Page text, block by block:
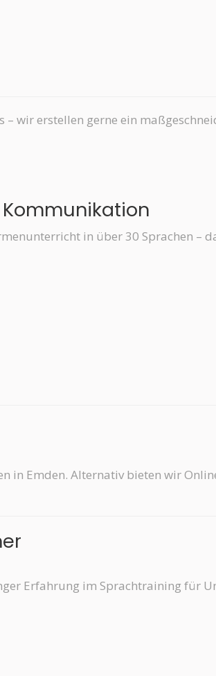
– wir erstellen gerne ein
in über 30 Sprachen –
in Emden. Alternativ bieten wir
Erfahrung im Sprachtraining für